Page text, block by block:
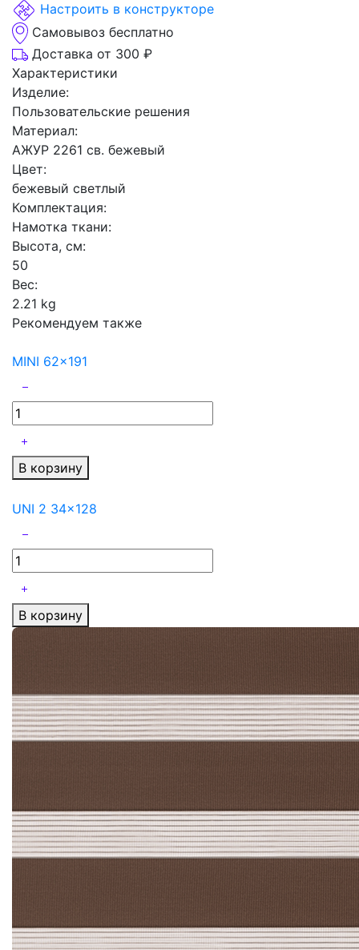
Настроить в конструкторе
Самовывоз бесплатно
Доставка от 300 ₽
Характеристики
Изделие:
Пользовательские решения
Материал:
АЖУР 2261 св. бежевый
Цвет:
бежевый светлый
Комплектация:
Намотка ткани:
Высота, см:
50
Вес:
2.21 kg
Рекомендуем также
MINI 62x191
В корзину
UNI 2 34x128
В корзину